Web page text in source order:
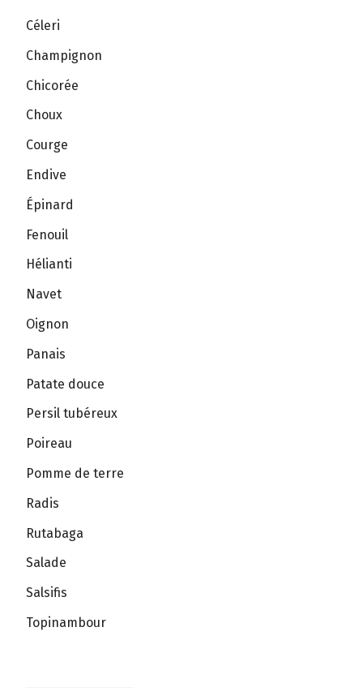
Céleri
Champignon
Chicorée
Choux
Courge
Endive
Épinard
Fenouil
Hélianti
Navet
Oignon
Panais
Patate douce
Persil tubéreux
Poireau
Pomme de terre
Radis
Rutabaga
Salade
Salsifis
Topinambour